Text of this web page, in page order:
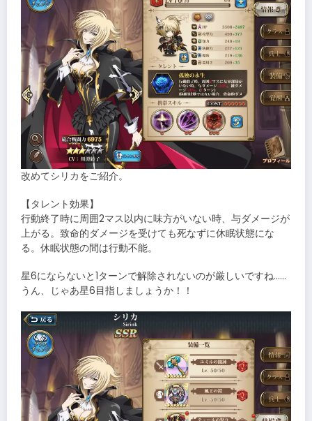
改めてシリカをご紹介。
【タレント効果】
行動終了時に周囲2マス以内に味方がいない時、与ダメージが
上がる。致命的ダメージを受けても死なずに休眠状態にな
る。休眠状態の間は行動不能。
星6にならないと1ターンで解除されないのが厳しいですね……
うん、じゃあ星6目指しましょうか！！